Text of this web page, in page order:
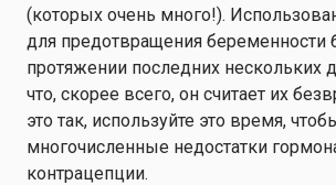
(которых очень много!).
для предотвращения беременности
протяжении последних нескольких
что, скорее всего, он считает их
это так, используйте это время,
многочисленные недостатки
контрацепции.